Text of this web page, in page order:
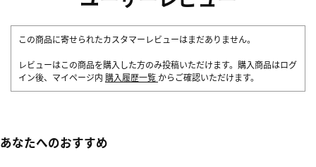
この商品に寄せられたカスタマーレビューはまだありません。
レビューはこの商品を購入した方のみ投稿いただけます。購入商品はログ
イン後、マイページ内 購入履歴一覧 からご確認いただけます。
あなたへのおすすめ